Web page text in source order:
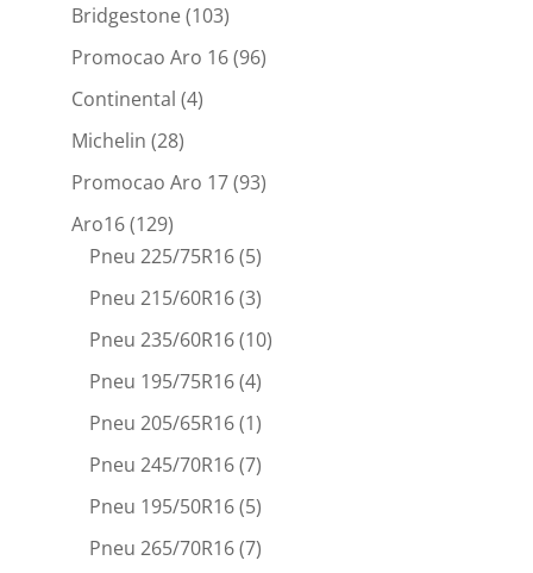
Bridgestone(103)
Promocao Aro 16(96)
Continental (4)
Michelin (28)
Promocao Aro 17(93)
Aro16(129)
Pneu 225/75R16(5)
Pneu 215/60R16(3)
Pneu 235/60R16(10)
Pneu 195/75R16(4)
Pneu 205/65R16(1)
Pneu 245/70R16(7)
Pneu 195/50R16(5)
Pneu 265/70R16(7)